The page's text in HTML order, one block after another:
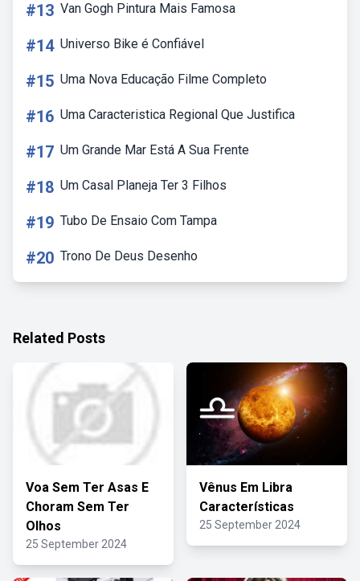
#13 Van Gogh Pintura Mais Famosa
#14 Universo Bike é Confiável
#15 Uma Nova Educação Filme Completo
#16 Uma Caracteristica Regional Que Justifica
#17 Um Grande Mar Está A Sua Frente
#18 Um Casal Planeja Ter 3 Filhos
#19 Tubo De Ensaio Com Tampa
#20 Trono De Deus Desenho
Related Posts
Voa Sem Ter Asas E
Choram Sem Ter
Olhos
25 September 2024
Vênus Em Libra
Características
25 September 2024